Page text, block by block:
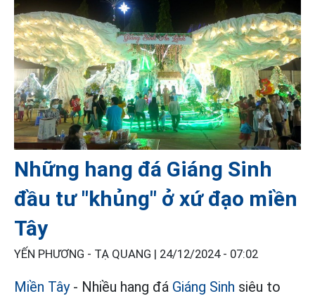
Những hang đá Giáng Sinh
đầu tư "khủng" ở xứ đạo miền
Tây
YẾN PHƯƠNG - TẠ QUANG | 24/12/2024 - 07:02
Miền Tây- Nhiều hang đá Giáng Sinh siêu to